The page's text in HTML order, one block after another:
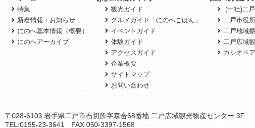
特集
新着情報・お知らせ
にのへ基本情報（概要）
にのへアーカイブ
観光ガイド
グルメガイド「にのへごはん」
イベントガイド
体験ガイド
アクセスガイド
企業概要
サイトマップ
お問い合わせ
(一社)二
二戸市役所
二戸地域
二戸広域
カシオペ
〒028-6103 岩手県二戸市石切所字森合68番地 二戸広域観光物産センター 3F
TEL:0195-23-3641 FAX:050-3397-1568